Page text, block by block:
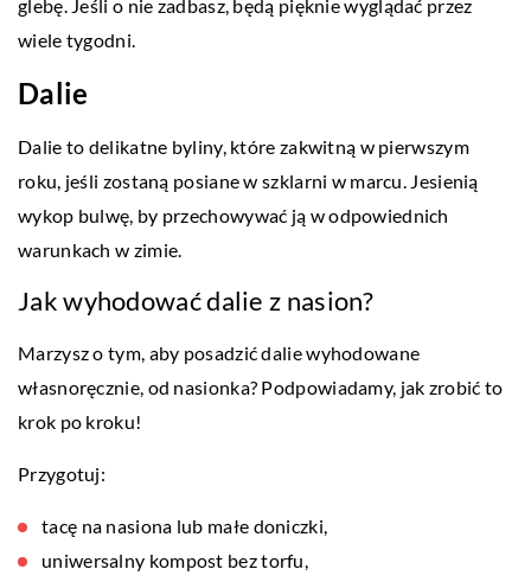
glebę. Jeśli o nie zadbasz, będą pięknie wyglądać przez
wiele tygodni.
Dalie
Dalie to delikatne byliny, które zakwitną w pierwszym
roku, jeśli zostaną posiane w szklarni w marcu. Jesienią
wykop bulwę, by przechowywać ją w odpowiednich
warunkach w zimie.
Jak wyhodować dalie z nasion?
Marzysz o tym, aby posadzić dalie wyhodowane
własnoręcznie, od nasionka? Podpowiadamy, jak zrobić to
krok po kroku!
Przygotuj:
tacę na nasiona lub małe doniczki,
uniwersalny kompost bez torfu,